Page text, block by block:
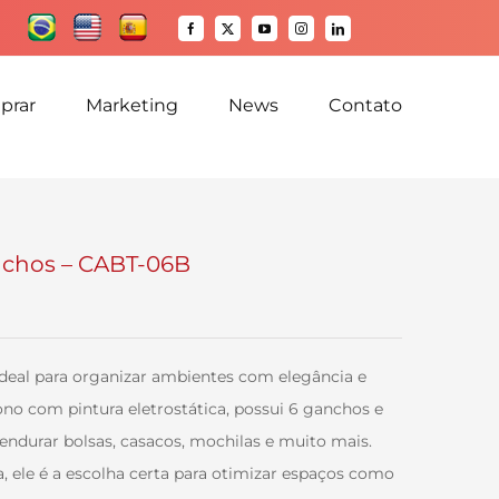
Facebook
X YouTubeInstagramLinkedIn
Marketing News Contato
– CABT-06B
para organizar ambientes com elegância e
com pintura eletrostática, possui 6 ganchos e
bolsas, casacos, mochilas e muito mais.
ele é a escolha certa para otimizar espaços como